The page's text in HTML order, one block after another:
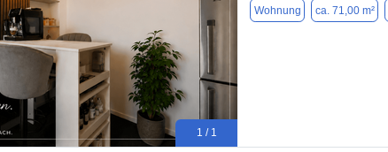
1 / 1
Wohnung ca. 71,00 m²